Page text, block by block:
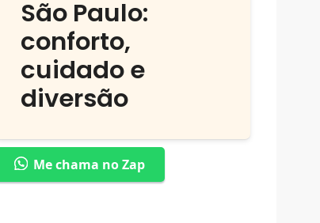
São Paulo:
conforto,
cuidado e
diversão
Me chama no Zap